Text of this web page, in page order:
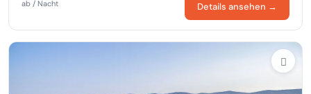
ab / Nacht Details ansehen →